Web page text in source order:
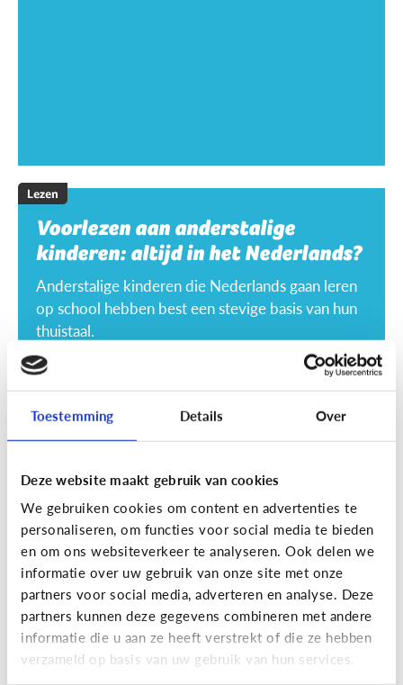
Toestemming Details Over
Deze website maakt gebruik van cookies
We gebruiken cookies om content en advertenties te
personaliseren, om functies voor social media te bieden
en om ons websiteverkeer te analyseren. Ook delen we
informatie over uw gebruik van onze site met onze
partners voor social media, adverteren en analyse. Deze
partners kunnen deze gegevens combineren met andere
informatie die u aan ze heeft verstrekt of die ze hebben
verzameld op basis van uw gebruik van hun services.
Lezen
Voorlezen aan anderstalige
kinderen: altijd in het Nederlands?
Anderstalige kinderen die Nederlands gaan leren
op school hebben best een stevige basis van hun
thuistaal.
Lezen
Helpt voorlezen bij leren lezen?
Voorlezen aan jonge kinderen zorgt ervoor dat ze
makkelijker leren lezen. Maar wat maakt het voor
hen makkelijker?